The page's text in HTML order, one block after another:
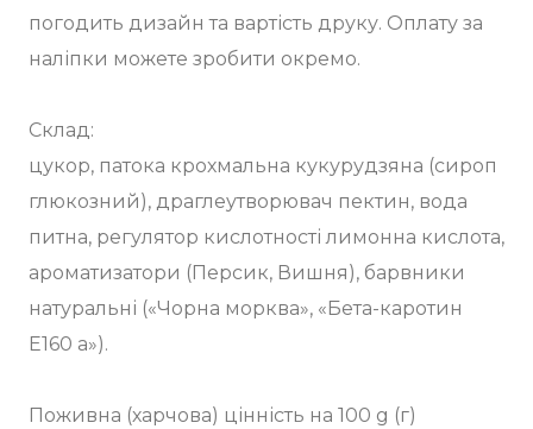
погодить дизайн та вартість друку. Оплату за
наліпки можете зробити окремо.
Склад:
цукор, патока крохмальна кукурудзяна (сироп
глюкозний), драглеутворювач пектин, вода
питна, регулятор кислотності лимонна кислота,
ароматизатори (Персик, Вишня), барвники
натуральні («Чорна морква», «Бета-каротин
Е160 а»).
Поживна (харчова) цінність на 100 g (г)